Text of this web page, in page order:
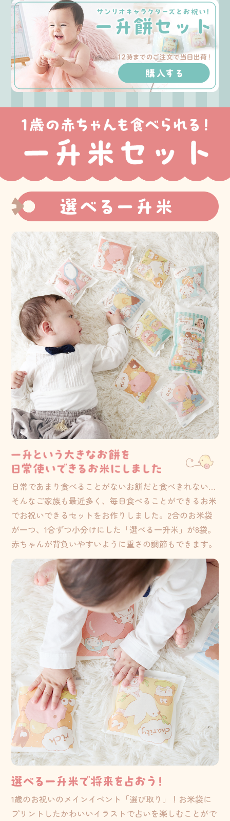
日常であまり食べることがないお餅だと食べきれない…
そんなご家族も最近多く、毎日食べることができるお米
でお祝いできるセットをお作りしました。2合のお米袋
が一つ、1合ずつ小分けにした「選べる一升米」が8袋。
赤ちゃんが背負いやすいように重さの調節もできます。
1歳のお祝いのメインイベント「選び取り」！お米袋に
プリントしたかわいいイラストで占いを楽しむことがで